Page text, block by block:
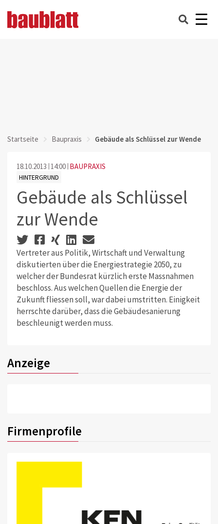
Startseite Baupraxis Gebäude als Schlüssel zur Wende
18.10.2013 14:00 BAUPRAXIS
HINTERGRUND
Gebäude als Schlüssel
zur Wende
Vertreter aus Politik, Wirtschaft und Verwaltung
diskutierten über die Energiestrategie 2050, zu
welcher der Bundesrat kürzlich erste Massnahmen
beschloss. Aus welchen Quellen die Energie der
Zukunft fliessen soll, war dabei umstritten. Einigkeit
herrschte darüber, dass die Gebäudesanierung
beschleunigt werden muss.
Anzeige
Firmenprofile